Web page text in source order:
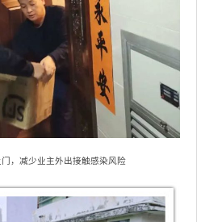
，减少业主外出接触感染风险